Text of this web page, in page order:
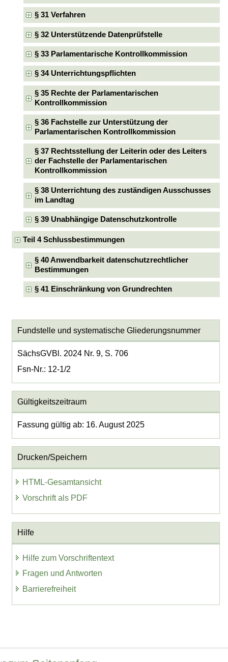
§ 31 Verfahren
§ 32 Unterstützende Datenprüfstelle
§ 33 Parlamentarische Kontrollkommission
§ 34 Unterrichtungspflichten
§ 35 Rechte der Parlamentarischen
Kontrollkommission
§ 36 Fachstelle zur Unterstützung der
Parlamentarischen Kontrollkommission
§ 37 Rechtsstellung der Leiterin oder des Leiters
der Fachstelle der Parlamentarischen
Kontrollkommission
§ 38 Unterrichtung des zuständigen Ausschusses
im Landtag
§ 39 Unabhängige Datenschutzkontrolle
Teil 4 Schlussbestimmungen
§ 40 Anwendbarkeit datenschutzrechtlicher
Bestimmungen
§ 41 Einschränkung von Grundrechten
Fundstelle und systematische Gliederungsnummer
SächsGVBl. 2024 Nr. 9, S. 706
Fsn-Nr.: 12-1/2
Gültigkeitszeitraum
Fassung gültig ab: 16. August 2025
Drucken/Speichern
HTML-Gesamtansicht
Vorschrift als PDF
Hilfe
Hilfe zum Vorschriftentext
Fragen und Antworten
Barrierefreiheit